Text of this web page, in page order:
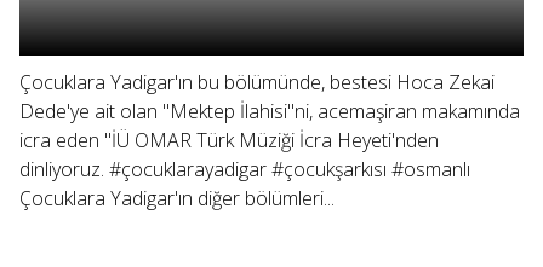
Çocuklara Yadigar'ın bu bölümünde, bestesi Hoca Zekai
Dede'ye ait olan "Mektep İlahisi"ni, acemaşiran makamında
icra eden "İÜ OMAR Türk Müziği İcra Heyeti'nden
dinliyoruz. #çocuklarayadigar #çocukşarkısı #osmanlı
Çocuklara Yadigar'ın diğer bölümleri...